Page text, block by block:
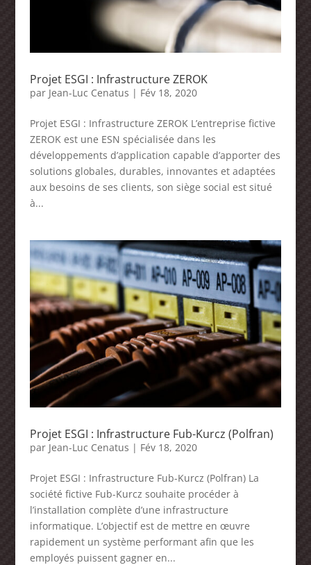
Projet ESGI : Infrastructure ZEROK
par Jean-Luc Cenatus | Fév 18, 2020
Projet ESGI : Infrastructure ZEROK L’entreprise fictive
ZEROK est une ESN spécialisée dans les
développements d’application capable d’apporter des
solutions globales, durables, innovantes et adaptées
aux besoins de ses clients, son siège social est situé
à...
Projet ESGI : Infrastructure Fub-Kurcz (Polfran)
par Jean-Luc Cenatus | Fév 18, 2020
Projet ESGI : Infrastructure Fub-Kurcz (Polfran) La
société fictive Fub-Kurcz souhaite procéder à
l’installation complète d’une infrastructure
informatique. L’objectif est de mettre en œuvre
rapidement un système performant afin que les
employés puissent gagner en...